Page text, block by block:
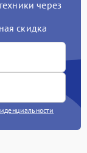
через
скидка